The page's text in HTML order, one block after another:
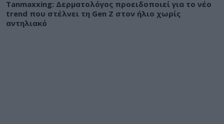
Tanmaxxing: Δερματολόγος προειδοποιεί για το νέο
trend που στέλνει τη Gen Z στον ήλιο χωρίς
αντηλιακό